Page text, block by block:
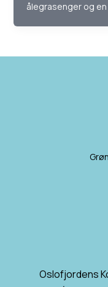
ålegrasenger og
Oslofjordens